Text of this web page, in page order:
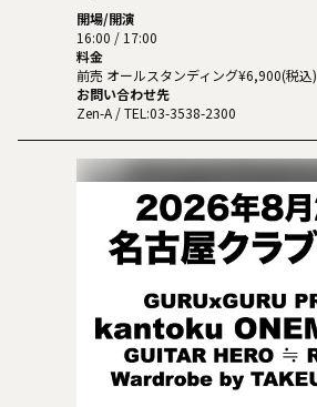
開場/開演
16:00 / 17:00
料金
前売 オールスタンディング¥6,900(税込)
お問い合わせ先
Zen-A / TEL:03-3538-2300